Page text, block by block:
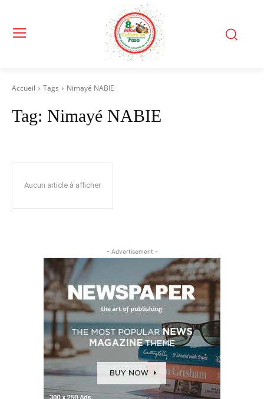
Accueil Tags Nimayé NABIE
Tag: Nimayé NABIE
Aucun article à afficher
- Advertisement -